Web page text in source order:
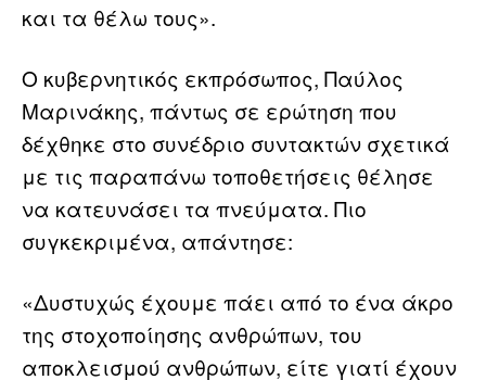
και τα θέλω τους».
Ο κυβερνητικός εκπρόσωπος, Παύλος
Μαρινάκης, πάντως σε ερώτηση που
δέχθηκε στο συνέδριο συντακτών σχετικά
με τις παραπάνω τοποθετήσεις θέλησε
να κατευνάσει τα πνεύματα. Πιο
συγκεκριμένα, απάντησε:
«Δυστυχώς έχουμε πάει από το ένα άκρο
της στοχοποίησης ανθρώπων, του
αποκλεισμού ανθρώπων, είτε γιατί έχουν